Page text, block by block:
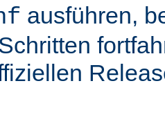
ausführen,